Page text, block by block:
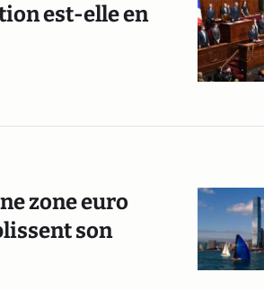
est-elle en
zone euro
son